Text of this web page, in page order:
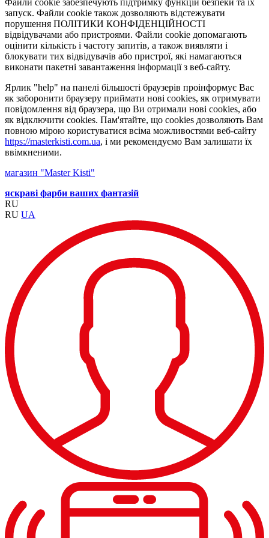
Файли cookie забезпечують підтримку функцій безпеки та їх
запуск. Файли cookie також дозволяють відстежувати
порушення ПОЛІТИКИ КОНФІДЕНЦІЙНОСТІ
відвідувачами або пристроями. Файли cookie допомагають
оцінити кількість і частоту запитів, а також виявляти і
блокувати тих відвідувачів або пристрої, які намагаються
виконати пакетні завантаження інформації з веб-сайту.
Ярлик "help" на панелі більшості браузерів проінформує Вас
як заборонити браузеру приймати нові cookies, як отримувати
повідомлення від браузера, що Ви отримали нові cookies, або
як відключити cookies. Пам'ятайте, що cookies дозволяють Вам
повною мірою користуватися всіма можливостями веб-сайту
https://masterkisti.com.ua, і ми рекомендуємо Вам залишати їх
ввімкненими.
магазин "Master Kisti"
яскраві фарби ваших фантазій
RU
RU UA